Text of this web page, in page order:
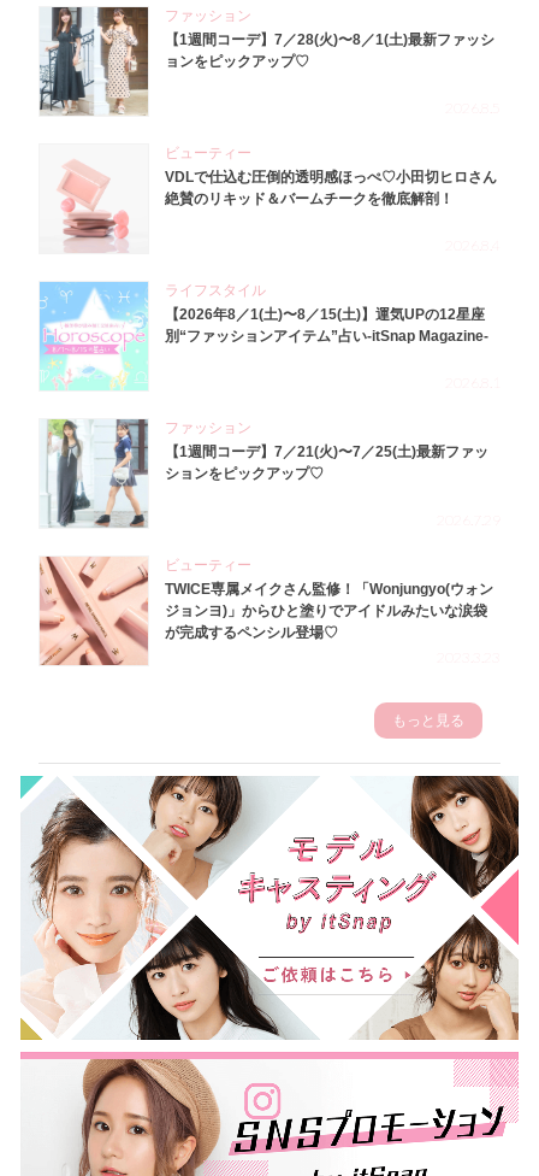
ファッション
【1週間コーデ】7／28(火)〜8／1(土)最新ファッシ
ョンをピックアップ♡
ビューティー
VDLで仕込む圧倒的透明感ほっぺ♡小田切ヒロさん
絶賛のリキッド＆バームチークを徹底解剖！
ライフスタイル
【2026年8／1(土)〜8／15(土)】運気UPの12星座
別“ファッションアイテム”占い-itSnap Magazine-
ファッション
【1週間コーデ】7／21(火)〜7／25(土)最新ファッ
ションをピックアップ♡
ビューティー
TWICE専属メイクさん監修！「Wonjungyo(ウォン
ジョンヨ)」からひと塗りでアイドルみたいな涙袋
が完成するペンシル登場♡
もっと見る